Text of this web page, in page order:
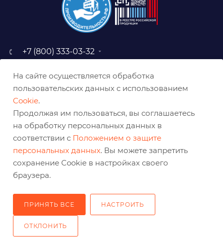
+7 (800) 333-03-32
baz@belabraziv.ru
308009, Россия, г. Белгород,
На сайте осуществляется обработка
пользовательских данных с использованием
Cookie.
Продолжая им пользоваться, вы соглашаетесь
на обработку персональных данных в
соответствии с Положением о защите
персональных данных. Вы можете запретить
сохранение Cookie в настройках своего
браузера.
ПРИНЯТЬ ВСЕ НАСТРОИТЬ
ОТКЛОНИТЬ